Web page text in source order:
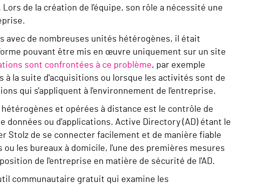
de la création de l'équipe, son rôle a nécessité une
avec de nombreuses unités hétérogènes, il était
pouvant être mis en œuvre uniquement sur un site
sont confrontées à ce problème, par exemple
la suite d'acquisitions ou lorsque les activités sont de
qui s'appliquent à l'environnement de l'entreprise.
et opérées à distance est le contrôle de
données ou d'applications. Active Directory (AD) étant le
Stolz de se connecter facilement et de manière fiable
les bureaux à domicile, l'une des premières mesures
de l'entreprise en matière de sécurité de l'AD.
communautaire gratuit qui examine les